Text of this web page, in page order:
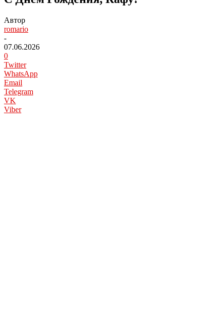
Автор
romario
-
07.06.2026
0
Twitter
WhatsApp
Email
Telegram
VK
Viber